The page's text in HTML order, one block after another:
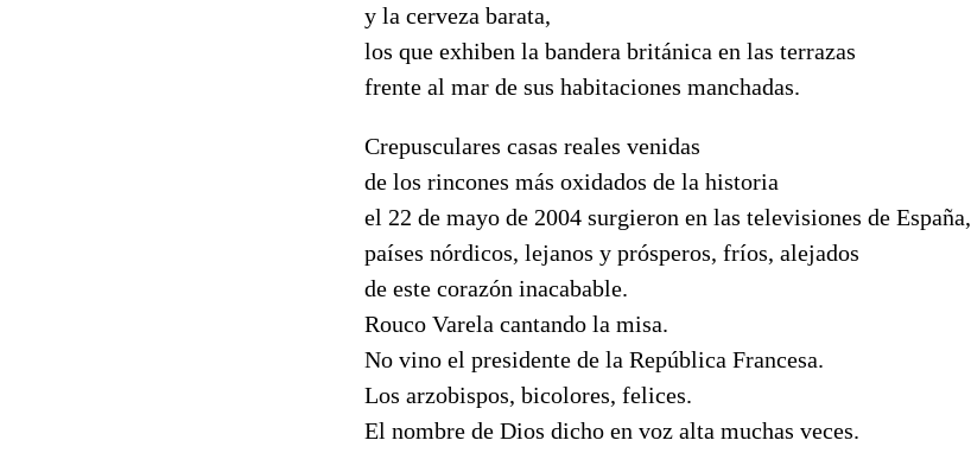
y la cerveza barata,
los que exhiben la bandera británica en las terrazas
frente al mar de sus habitaciones manchadas.
Crepusculares casas reales venidas
de los rincones más oxidados de la historia
el 22 de mayo de 2004 surgieron en las televisiones de España,
países nórdicos, lejanos y prósperos, fríos, alejados
de este corazón inacabable.
Rouco Varela cantando la misa.
No vino el presidente de la República Francesa.
Los arzobispos, bicolores, felices.
El nombre de Dios dicho en voz alta muchas veces.